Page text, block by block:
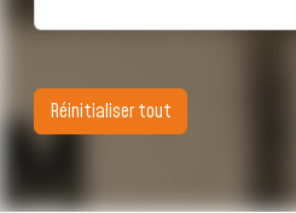
Réinitialiser tout